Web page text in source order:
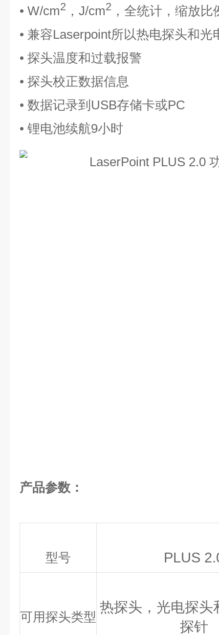
• W/cm2 ，J/cm2 ，全统计，缩放比
• 兼容Laserpoint所以热电探头和光
• 探头温度和过载报警
• 探头校正数据信息
• 数据记录到USB存储卡或PC
• 锂电池续航9小时
产品参数：
型号 PLUS
可用探头类型
热探头，光电探头
探针